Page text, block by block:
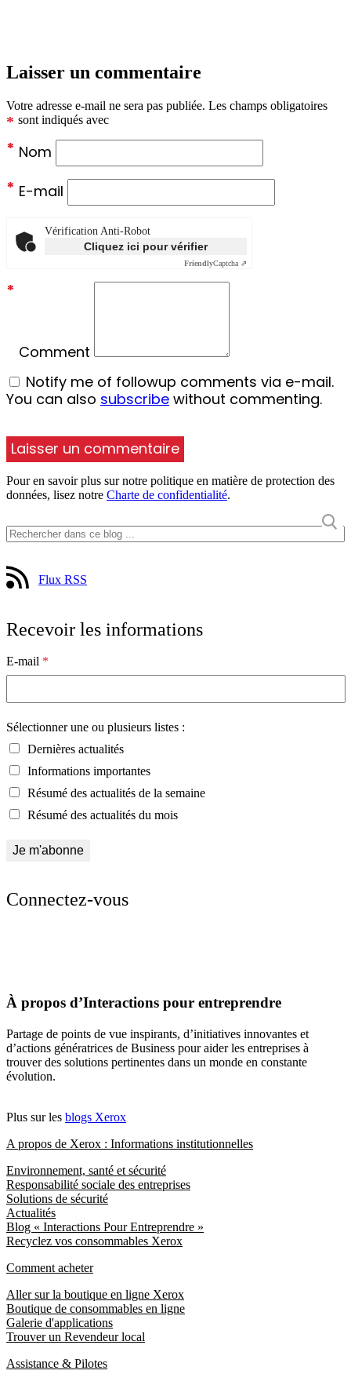
Laisser un commentaire
Votre adresse e-mail ne sera pas publiée. Les champs obligatoires
sont indiqués avec
*
Nom
*
E-mail
*
Vérification Anti-Robot
Cliquez ici pour vérifier
FriendlyCaptcha ⇗
Comment
*
Notify me of followup comments via e-mail.
You can also subscribe without commenting.
Pour en savoir plus sur notre politique en matière de protection des
données, lisez notre Charte de confidentialité.
Flux RSS
Recevoir les informations
E-mail *
Sélectionner une ou plusieurs listes :
Dernières actualités
Informations importantes
Résumé des actualités de la semaine
Résumé des actualités du mois
Connectez-vous
À propos d’Interactions pour entreprendre
Partage de points de vue inspirants, d’initiatives innovantes et
d’actions génératrices de Business pour aider les entreprises à
trouver des solutions pertinentes dans un monde en constante
évolution.
Plus sur les blogs Xerox
A propos de Xerox : Informations institutionnelles
Environnement, santé et sécurité
Responsabilité sociale des entreprises
Solutions de sécurité
Actualités
Blog « Interactions Pour Entreprendre »
Recyclez vos consommables Xerox
Comment acheter
Aller sur la boutique en ligne Xerox
Boutique de consommables en ligne
Galerie d'applications
Trouver un Revendeur local
Assistance & Pilotes